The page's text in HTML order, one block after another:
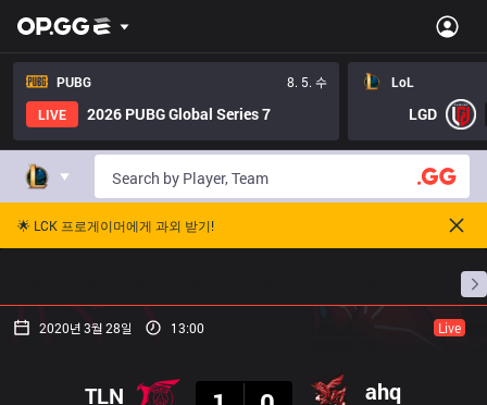
PUBG
8. 5. 수
LIVE
2026 PUBG Global Series 7
LoL
LGD
🌟 LCK 프로게이머에게 과외 받기!
프로빌
2020년 3월 28일 13:00 Live
TLN ahq